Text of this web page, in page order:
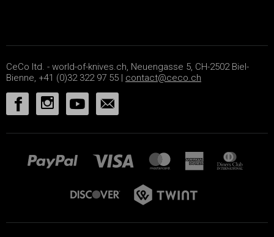
CeCo ltd. - world-of-knives.ch, Neuengasse 5, CH-2502 Biel-
Bienne, +41 (0)32 322 97 55 | contact@ceco.ch